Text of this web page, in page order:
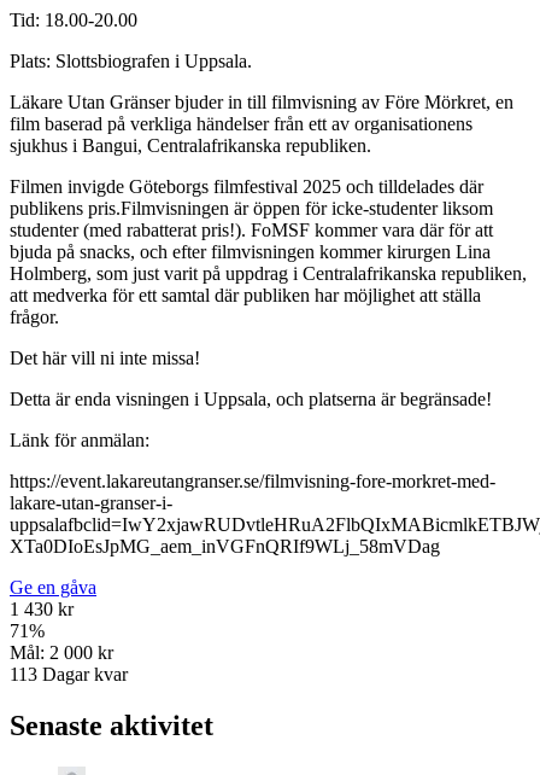
Tid: 18.00-20.00
Plats: Slottsbiografen i Uppsala.
Läkare Utan Gränser bjuder in till filmvisning av Före Mörkret, en
film baserad på verkliga händelser från ett av organisationens
sjukhus i Bangui, Centralafrikanska republiken.
Filmen invigde Göteborgs filmfestival 2025 och tilldelades där
publikens pris.Filmvisningen är öppen för icke-studenter liksom
studenter (med rabatterat pris!). FoMSF kommer vara där för att
bjuda på snacks, och efter filmvisningen kommer kirurgen Lina
Holmberg, som just varit på uppdrag i Centralafrikanska republiken,
att medverka för ett samtal där publiken har möjlighet att ställa
frågor.
Det här vill ni inte missa!
Detta är enda visningen i Uppsala, och platserna är begränsade!
Länk för anmälan:
https://event.lakareutangranser.se/filmvisning-fore-morkret-med-
lakare-utan-granser-i-
XTa0DIoEsJpMG_aem_inVGFnQRIf9WLj_58mVDag
Ge en gåva
1 430 kr
71%
Mål: 2 000 kr
113 Dagar kvar
Senaste aktivitet